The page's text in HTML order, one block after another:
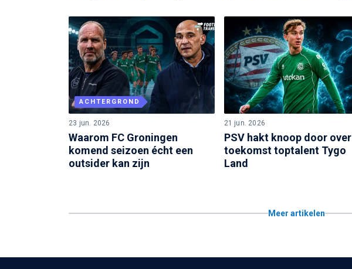
ACHTERGROND
23 jun. 2026
Waarom FC Groningen
komend seizoen écht een
outsider kan zijn
21 jun. 2026
PSV hakt knoop door over
toekomst toptalent Tygo
Land
Meer artikelen